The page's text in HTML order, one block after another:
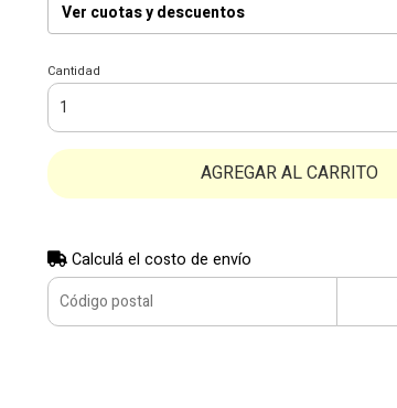
Ver cuotas y descuentos
Cantidad
AGREGAR AL CARRITO
Calculá el costo de envío